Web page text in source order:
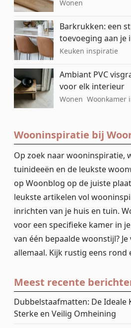
Wonen
Barkrukken: een
toevoeging aan je
Keuken inspiratie
Ambiant PVC
voor elk interieur
Wonen Woonkamer
Wooninspiratie bij
Op zoek naar wooninspiratie,
tuinideeën en de leukste
op Woonblog op de juiste
leukste artikelen vol
inrichten van je huis en tuin.
voor een specifieke kamer in
van één bepaalde woonstijl?
allemaal. Kijk rustig eens rond
Meest recente
Dubbelstaafmatten: De Ideale
Sterke en Veilig Omheining